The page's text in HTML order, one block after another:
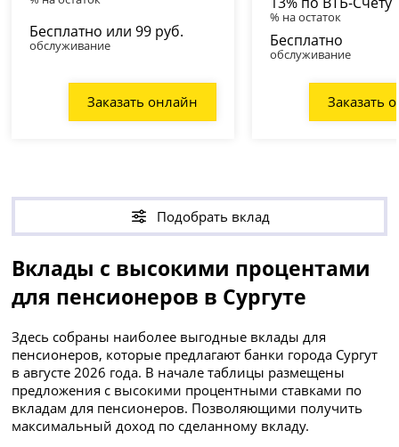
Бесплатно или 99 руб.
обслуживание
Заказать онлайн
% на остаток
Бесплатно
обслуживание
Заказать
Подобрать вклад
Вклады с высокими процентами
для пенсионеров в Сургуте
Здесь собраны наиболее выгодные вклады для
пенсионеров, которые предлагают банки города Сургут
в августе 2026 года. В начале таблицы размещены
предложения с высокими процентными ставками по
вкладам для пенсионеров. Позволяющими получить
максимальный доход по сделанному вкладу.